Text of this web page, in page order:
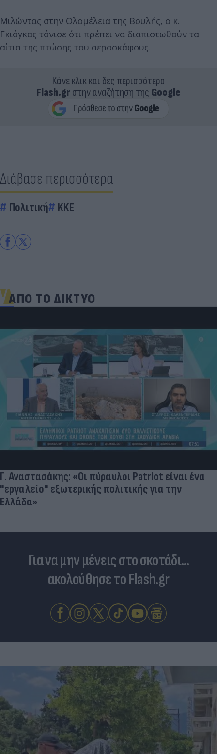
Μιλώντας στην Ολομέλεια της Βουλής, ο κ.
Γκιόγκας τόνισε ότι πρέπει να διαπιστωθούν τα
αίτια της πτώσης του αεροσκάφους.
Κάνε κλικ και δες περισσότερο
Flash.grστην αναζήτηση της Google
Διάβασε περισσότερα
Πολιτική KKE
ΑΠΟ ΤΟ ΔΙΚΤΥΟ
Γ. Αναστασάκης: «Οι πύραυλοι Patriot είναι ένα
"εργαλείο" εξωτερικής πολιτικής για την
Ελλάδα»
Για να μην μένεις στο σκοτάδι...
ακολούθησε το Flash.gr